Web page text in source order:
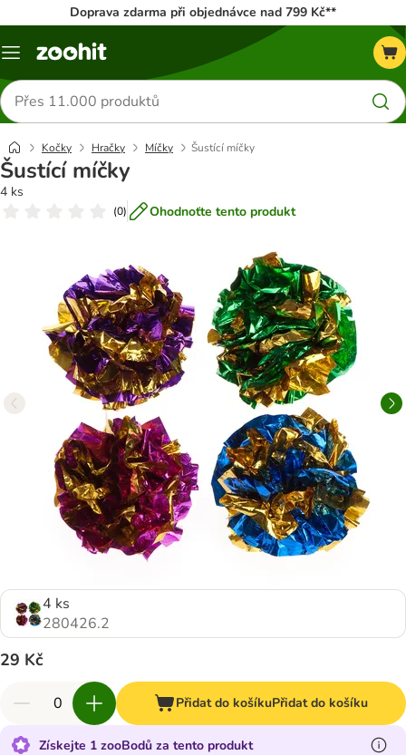
Doprava zdarma při objednávce nad 799 Kč**
Menu
Hledat
produkty
Kočky Hračky Míčky Šustící míčky
Šustící míčky
4 ks
(0) Ohodnoťte tento produkt
4 ks
280426.2
29 Kč
Přidat do košíkuPřidat do košíku
Získejte 1 zooBodů za tento produkt